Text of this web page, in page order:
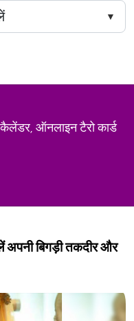
ऑनलाइन टैरो कार्ड
अपनी बिगड़ी तकदीर और